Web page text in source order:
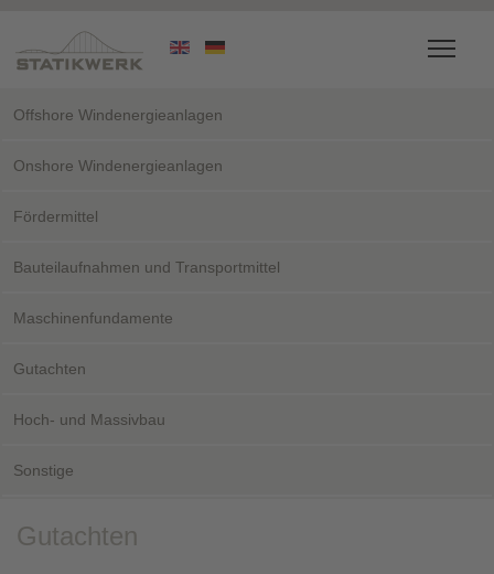
Offshore Windenergieanlagen
Onshore Windenergieanlagen
Fördermittel
Bauteilaufnahmen und Transportmittel
Maschinenfundamente
Gutachten
Hoch- und Massivbau
Sonstige
Gutachten